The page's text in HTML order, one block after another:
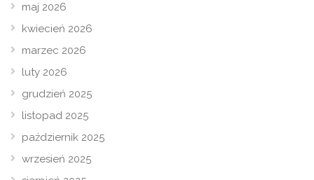
maj 2026
kwiecień 2026
marzec 2026
luty 2026
grudzień 2025
listopad 2025
październik 2025
wrzesień 2025